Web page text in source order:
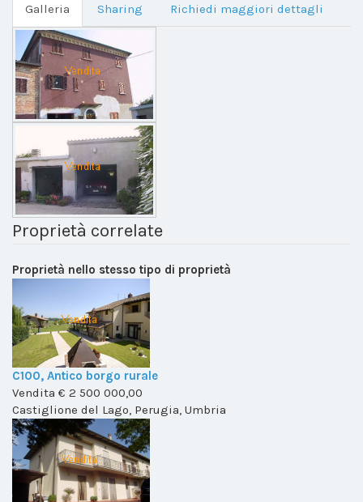
Galleria Sharing Richiedi maggiori dettagli
Proprietà correlate
Proprietà nello stesso tipo di proprietà
C100, Antico borgo rurale
Vendita € 2 500 000,00
Castiglione del Lago, Perugia, Umbria